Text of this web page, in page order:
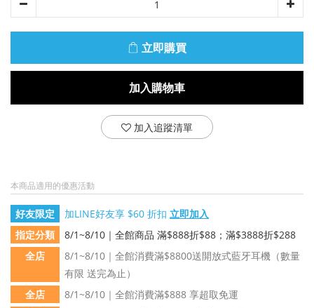
加入購物車
立即購買
加入追蹤清單
本商品適用的優惠活動
好友限定 加LINE好友享 $60 折扣 立即加入
指定分類
8/1~8/10｜全館商品 滿$888折$88；滿$3888折$288
全店
8/1~8/10｜全館消費滿$8800送開放式藍牙耳機（數量
有限 送完為止）
全店
8/1~8/10｜全館消費滿$888 享超取免運